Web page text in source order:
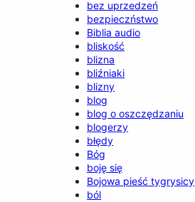
bez uprzedzeń
bezpieczństwo
Biblia audio
bliskość
blizna
bliźniaki
blizny
blog
blog o oszczędzaniu
blogerzy
błędy
Bóg
boję się
Bojowa pieść tygrysicy
ból